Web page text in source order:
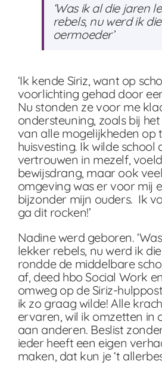
‘Was ik al die jaren
rebels, nu werd ik die
oermoeder’
‘Ik kende Siriz, want op
voorlichting gehad door
Nu stonden ze voor me
ondersteuning, zoals bij
van alle mogelijkheden op
huisvesting. Ik wilde school
vertrouwen in mezelf,
bewijsdrang, maar ook
omgeving was er voor mij
bijzonder mijn ouders. Ik
ga dit rocken!’
Nadine werd geboren.
lekker rebels, nu werd ik
rondde de middelbare
af, deed hbo Social Work
omweg op de Siriz-
ik zo graag wilde! Alle
ervaren, wil ik omzetten in
aan anderen. Beslist
ieder heeft een eigen
maken, dat kun je ‘t